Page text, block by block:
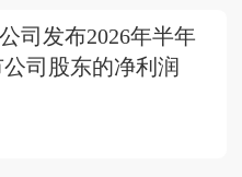
司发布2026年半年
司股东的净利润